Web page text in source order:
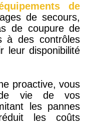
de
de secours,
de coupure de
à des contrôles
leur disponibilité
proactive, vous
vie de vos
les pannes
les coûts